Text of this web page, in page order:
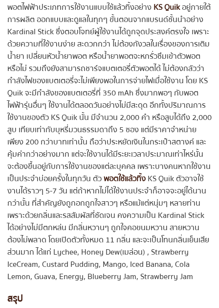
พอตไฟฟ้าประเภทการใช้งานแบบใช้แล้วทิ้งอย่างKS Quikอยู่ภายใต้
การผลิต ออกแบบและดูแลในทุกๆ ขั้นตอนจากแบรนด์ชั้นนำอย่าง
Kardinal Stick ซึ่งตอบโจทย์ผู้ใช้งานได้ถูกจุดประสงค์ตรงใจ เพราะ
ด้วยความที่ใช้งานง่าย สะดวกกว่า ไม่ต้องกังวลในเรื่องของการเติม
น้ำยา เปลี่ยนหัวน้ำยาพอต หรือน้ำยาพอตจะหกรั่วซึมเข้าตัวพอต
หรือไม่ รวมถึงยังสามารถชาร์จแบตเตอรี่ตัวพอตได้ ไม่ต้องกลัวว่า
กำลังไฟของแบตเตอรี่จะไม่เพียงพอในการจ่ายไฟเมื่อใช้งาน โดย KS
Quik จะมีกำลังของแบตเตอรี่ที่ 350 mAh ซึ่งมากพอๆ กับพอต
ไฟฟ้ารุ่นอื่นๆ ใช้งานได้ตลอดวันอย่างไม่มีสะดุด อีกทั้งปริมาณการ
ใช้งานของตัว KS Quik นั้น มีจำนวน 2,000 คำ หรือสูบได้ถึง 2,000
สูบ เทียบเท่ากับบุหรี่มวนธรรมดาถึง 5 ซอง แต่มีราคาจำหน่าย
เพียง 200 กว่าบาทเท่านั้น ถือว่าประหยัดเงินในกระเป๋าสตางค์ และ
คุ้มค่ากว่าอย่างมาก แต่จะใช้งานได้มีระยะเวลาประมาณเท่าไหร่นั้น
จะต้องขึ้นอยู่กับการใช้งานของแต่ละบุคคล เพราะบางคนหากใช้งาน
เป็นประจำบ่อยครั้งในทุกวัน ตัวพอตใช้แล้วทิ้งKS Quik ตัวอาจใช้
งานได้ราวๆ 5-7 วัน แต่ถ้าหากไม่ได้ใช้งานประจำก็อาจจะอยู่ได้นาน
กว่านั้น ที่สำคัญยังถูกอกถูกใจสาวๆ หรือแม้แต่หนุ่มๆ หลายท่าน
เพราะด้วยกลิ่นและรสสัมผัสที่ชัดเจน คงความเป็น Kardinal Stick
ได้อย่างไม่มีตกหล่น มีกลิ่นหวานๆ ถูกใจคอขนมหวาน สายหวาน
ต้องไม่พลาด โดยเปิดตัวทั้งหมด 11 กลิ่น และจะเป็นโทนกลิ่นเย็นเสีย
ส่วนมาก ได้แก่ Lychee, Honey Dew(เมล่อน) , Strawberry
IceCream, Custard Pudding, Mango, Iced Banana, Cola
Lemon, Guava, Energy, Blueberry Jam, Strawberry Jam
สรุป